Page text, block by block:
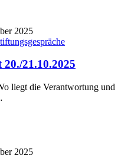
2025
20./21.10.2025
liegt die Verantwortung und
2025